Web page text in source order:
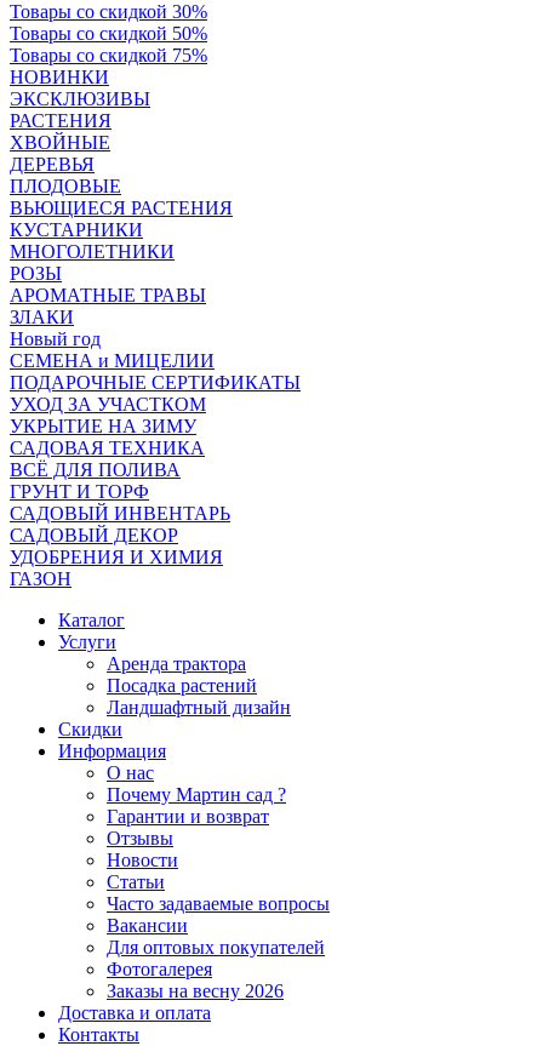
Товары со скидкой 30%
Товары со скидкой 50%
Товары со скидкой 75%
НОВИНКИ
ЭКСКЛЮЗИВЫ
РАСТЕНИЯ
ХВОЙНЫЕ
ДЕРЕВЬЯ
ПЛОДОВЫЕ
ВЬЮЩИЕСЯ РАСТЕНИЯ
КУСТАРНИКИ
МНОГОЛЕТНИКИ
РОЗЫ
АРОМАТНЫЕ ТРАВЫ
ЗЛАКИ
Новый год
СЕМЕНА и МИЦЕЛИИ
ПОДАРОЧНЫЕ СЕРТИФИКАТЫ
УХОД ЗА УЧАСТКОМ
УКРЫТИЕ НА ЗИМУ
САДОВАЯ ТЕХНИКА
ВСЁ ДЛЯ ПОЛИВА
ГРУНТ И ТОРФ
САДОВЫЙ ИНВЕНТАРЬ
САДОВЫЙ ДЕКОР
УДОБРЕНИЯ И ХИМИЯ
ГАЗОН
Каталог
Услуги
Аренда трактора
Посадка растений
Ландшафтный дизайн
Скидки
Информация
О нас
Почему Мартин сад ?
Гарантии и возврат
Отзывы
Новости
Статьи
Часто задаваемые вопросы
Вакансии
Для оптовых покупателей
Фотогалерея
Заказы на весну 2026
Доставка и оплата
Контакты